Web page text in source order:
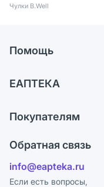
Чулки B.Well
Помощь
Самовывоз из аптек
Ответы на вопросы
Блог
ЕАПТЕКА
Карьера
Поставщики
Лицензия
Реклама на сайте
Покупателям
Программа
Обратная связь
info@eapteka.ru
Если есть вопросы,